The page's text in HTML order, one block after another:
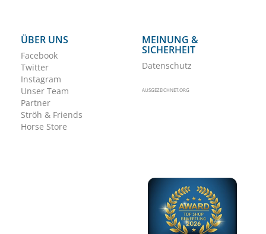
ÜBER UNS
Facebook
Twitter
Instagram
Unser Team
Partner
Ströh & Friends
Horse Store
MEINUNG &
SICHERHEIT
Datenschutz
AUSGEZEICHNET.ORG